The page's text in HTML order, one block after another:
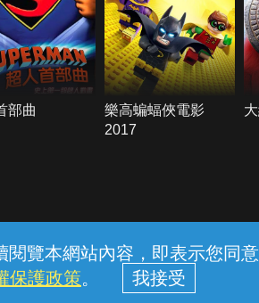
覽本網站內容，即表示您同
保護政策。
部曲
樂高蝙蝠俠電影
2017
隱私權保護
編號：96979949) © 2026